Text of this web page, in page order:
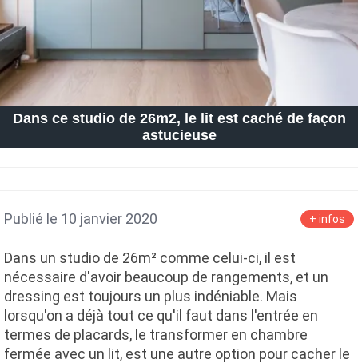
Dans ce studio de 26m2, le lit est caché de façon
astucieuse
Publié le 10 janvier 2020 + infos
Dans un studio de 26m² comme celui-ci, il est
nécessaire d'avoir beaucoup de rangements, et un
dressing est toujours un plus indéniable. Mais
lorsqu'on a déjà tout ce qu'il faut dans l'entrée en
termes de placards, le transformer en chambre
fermée avec un lit, est une autre option pour cacher le